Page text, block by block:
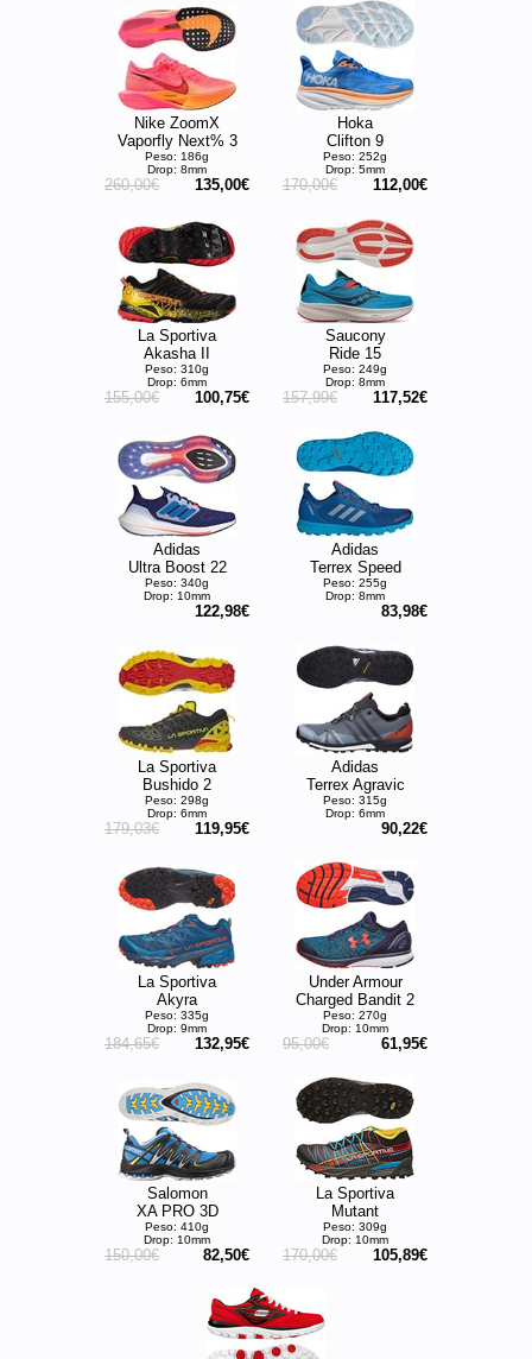
Nike ZoomX
Vaporfly Next% 3
Peso: 186g
Drop: 8mm
260,00€ 135,00€
Hoka
Clifton 9
Peso: 252g
Drop: 5mm
170,00€ 112,00€
La Sportiva
Akasha II
Peso: 310g
Drop: 6mm
155,00€ 100,75€
Saucony
Ride 15
Peso: 249g
Drop: 8mm
157,99€ 117,52€
Adidas
Ultra Boost 22
Peso: 340g
Drop: 10mm
122,98€
Adidas
Terrex Speed
Peso: 255g
Drop: 8mm
83,98€
La Sportiva
Bushido 2
Peso: 298g
Drop: 6mm
179,03€ 119,95€
Adidas
Terrex Agravic
Peso: 315g
Drop: 6mm
90,22€
La Sportiva
Akyra
Peso: 335g
Drop: 9mm
184,65€ 132,95€
Under Armour
Charged Bandit 2
Peso: 270g
Drop: 10mm
95,00€ 61,95€
Salomon
XA PRO 3D
Peso: 410g
Drop: 10mm
150,00€ 82,50€
La Sportiva
Mutant
Peso: 309g
Drop: 10mm
170,00€ 105,89€